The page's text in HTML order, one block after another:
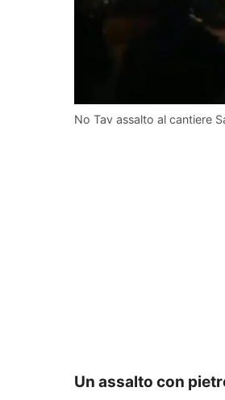
No Tav assalto al cantiere
Un assalto con